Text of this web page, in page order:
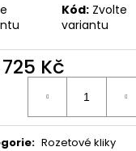
Kód: Zvolte
variantu
725 Kč
: Rozetové kliky